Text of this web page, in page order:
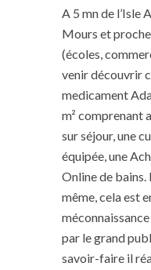
A 5 mn de l’Isle
Mours et
(écoles,
venir découvrir
medicament
m² comprenant
sur séjour, une
équipée, une
Online de
même, cela est
par le grand
savoir-faire il